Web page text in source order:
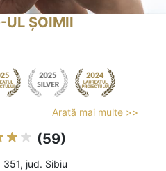
UL ȘOIMII
Arată mai multe >>
(59)
351, jud. Sibiu